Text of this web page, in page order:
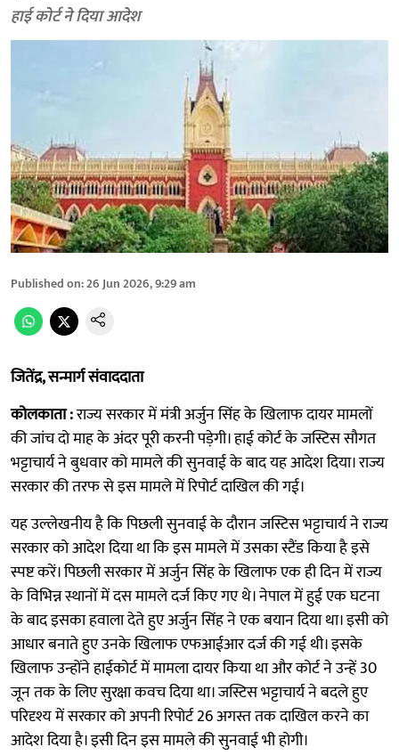
हाई कोर्ट ने दिया आदेश
Published on:26 Jun 2026, 9:29 am
जितेंद्र, सन्मार्ग संवाददाता
कोलकाता :राज्य सरकार में मंत्री अर्जुन सिंह के खिलाफ दायर मामलों
की जांच दो माह के अंदर पूरी करनी पड़ेगी। हाई कोर्ट के जस्टिस सौगत
भट्टाचार्य ने बुधवार को मामले की सुनवाई के बाद यह आदेश दिया। राज्य
सरकार की तरफ से इस मामले में रिपोर्ट दाखिल की गई।
यह उल्लेखनीय है कि पिछली सुनवाई के दौरान जस्टिस भट्टाचार्य ने राज्य
सरकार को आदेश दिया था कि इस मामले में उसका स्टैंड किया है इसे
स्पष्ट करें। पिछली सरकार में अर्जुन सिंह के खिलाफ एक ही दिन में राज्य
के विभिन्न स्थानों में दस मामले दर्ज किए गए थे। नेपाल में हुई एक घटना
के बाद इसका हवाला देते हुए अर्जुन सिंह ने एक बयान दिया था। इसी को
आधार बनाते हुए उनके खिलाफ एफआईआर दर्ज की गई थी। इसके
खिलाफ उन्होंने हाईकोर्ट में मामला दायर किया था और कोर्ट ने उन्हें 30
जून तक के लिए सुरक्षा कवच दिया था। जस्टिस भट्टाचार्य ने बदले हुए
परिदृश्य में सरकार को अपनी रिपोर्ट 26 अगस्त तक दाखिल करने का
आदेश दिया है। इसी दिन इस मामले की सुनवाई भी होगी।